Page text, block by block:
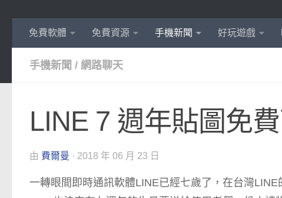
免費軟體 免費資源 手機新聞 好玩遊戲
手機新聞 / 網路聊天
LINE 7 週年貼圖免
由 費爾曼 · 2018 年 06 月 23 日
一轉眼間即時通訊軟體LINE已經七歲了，在台灣